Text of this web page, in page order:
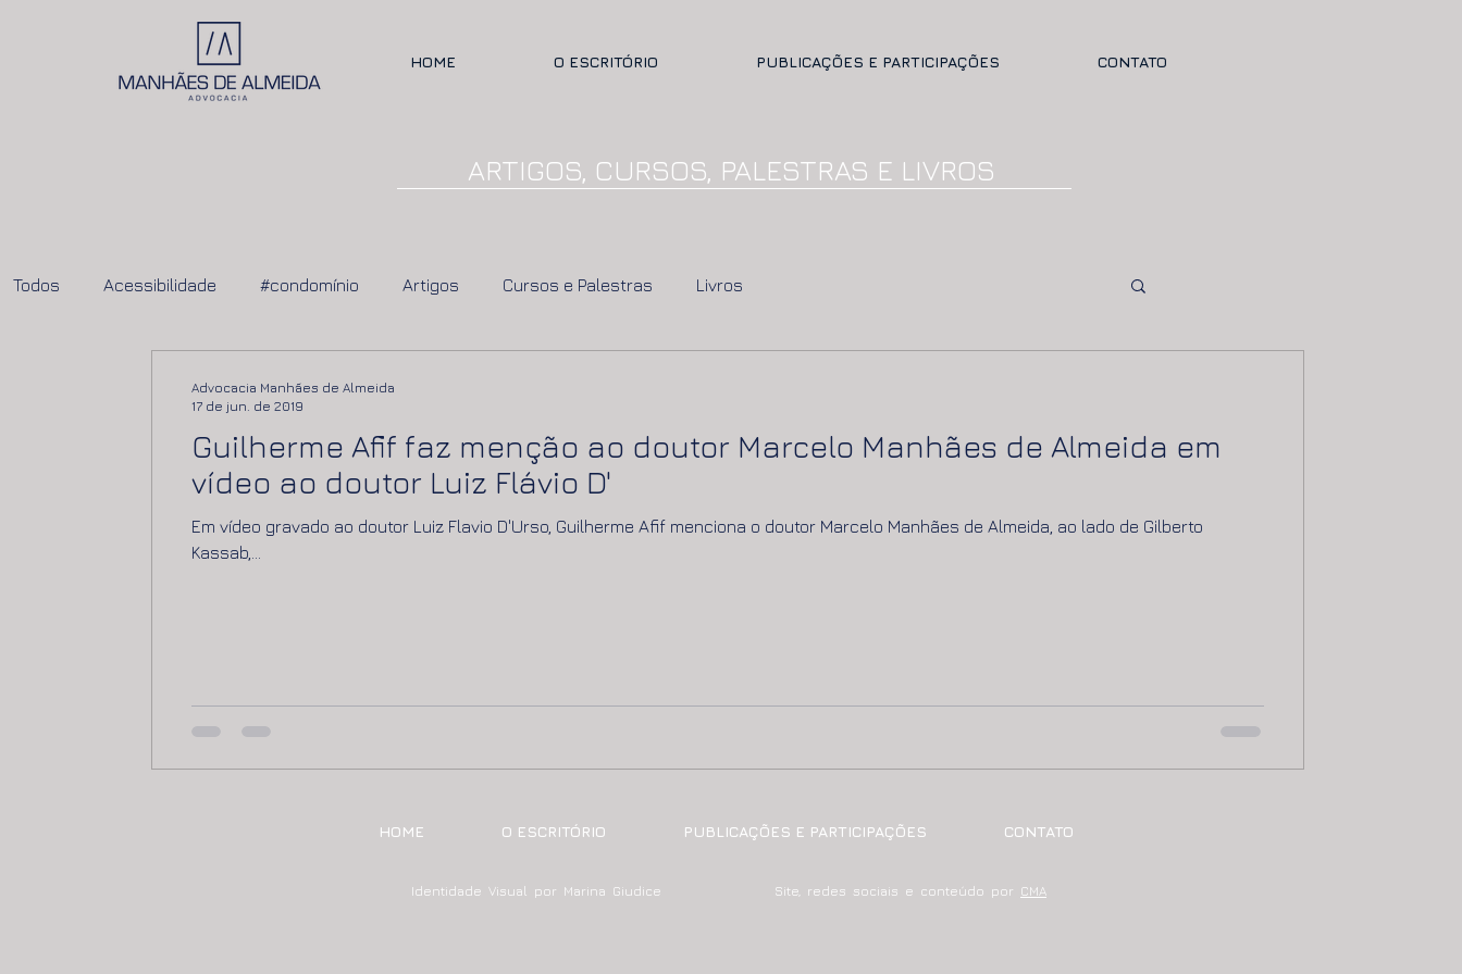
HOME O ESCRITÓRIO PUBLICAÇÕES E PARTICIPAÇÕES CONTATO
ARTIGOS, CURSOS, PALESTRAS E LIVROS
Todos Acessibilidade #condomínio Artigos Cursos e Palestras Livros
Guilherme Afif faz menção ao doutor Marcelo Manhães de Almeida em
vídeo ao doutor Luiz Flávio D'
Em vídeo gravado ao doutor Luiz Flavio D'Urso, Guilherme Afif menciona o doutor Marcelo Manhães de Almeida, ao lado de Gilberto
Kassab,...
Advocacia Manhães de Almeida
17 de jun. de 2019
HOME O ESCRITÓRIO PUBLICAÇÕES E PARTICIPAÇÕES CONTATO
Identidade Visual por Marina GiudiceSite, redes sociais e conteúdo por CMA